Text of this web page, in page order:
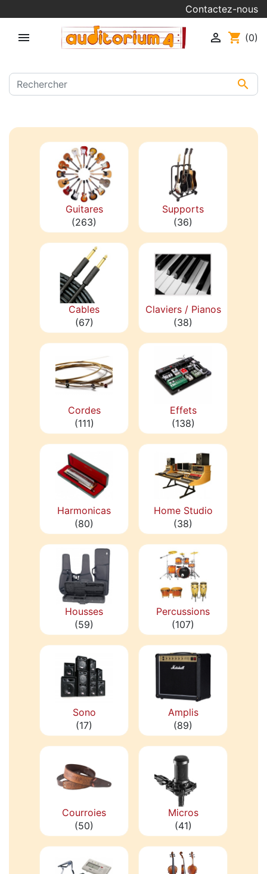
Contactez-nous


 shopping_cart (0)
Guitares
(263)
Supports
(36)
Cables
(67)
Claviers / Pianos
(38)
Cordes
(111)
Effets
(138)
Harmonicas
(80)
Home Studio
(38)
Housses
(59)
Percussions
(107)
Sono
(17)
Amplis
(89)
Courroies
(50)
Micros
(41)